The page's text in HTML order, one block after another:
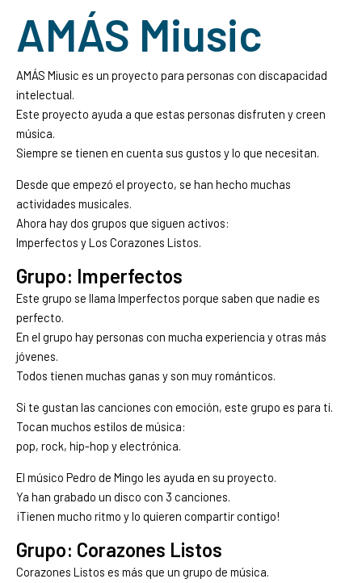
AMÁS Miusic
AMÁS Miusic es un proyecto para personas con discapacidad
intelectual.
Este proyecto ayuda a que estas personas disfruten y creen
música.
Siempre se tienen en cuenta sus gustos y lo que necesitan.
Desde que empezó el proyecto, se han hecho muchas
actividades musicales.
Ahora hay dos grupos que siguen activos:
Imperfectos y Los Corazones Listos.
Grupo: Imperfectos
Este grupo se llama Imperfectos porque saben que nadie es
perfecto.
En el grupo hay personas con mucha experiencia y otras más
jóvenes.
Todos tienen muchas ganas y son muy románticos.
Si te gustan las canciones con emoción, este grupo es para ti.
Tocan muchos estilos de música:
pop, rock, hip-hop y electrónica.
El músico Pedro de Mingo les ayuda en su proyecto.
Ya han grabado un disco con 3 canciones.
¡Tienen mucho ritmo y lo quieren compartir contigo!
Grupo: Corazones Listos
Corazones Listos es más que un grupo de música.